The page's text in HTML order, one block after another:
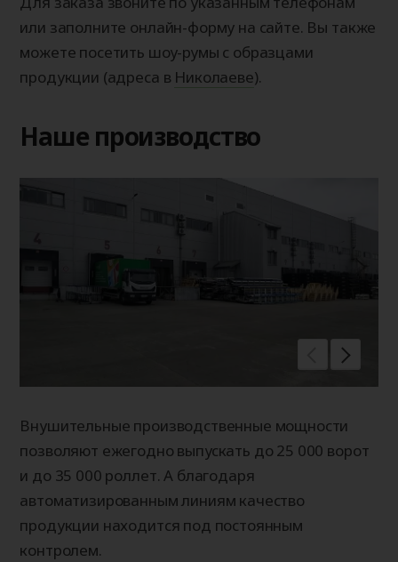
или заполните онлайн-форму на сайте. Вы также
можете посетить шоу-румы с образцами
продукции (адреса в Николаеве).
Наше производство
Внушительные производственные мощности
позволяют ежегодно выпускать до 25 000 ворот
и до 35 000 роллет. А благодаря
автоматизированным линиям качество
продукции находится под постоянным
контролем.